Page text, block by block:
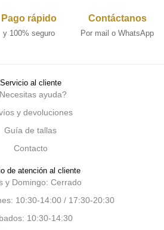
Pago rápido
y 100% seguro
Contáctanos
Por mail o WhatsApp
Servicio al cliente
ayuda?
y devoluciones
Guía de tallas
Contacto
de atención al cliente
y Domingo: Cerrado
10:30-14:00 / 17:30-20:30
10:30-14:30